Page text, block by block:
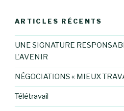
ARTICLES RÉCENTS
UNE SIGNATURE
L’AVENIR
NÉGOCIATIONS « MIEUX
Télétravail